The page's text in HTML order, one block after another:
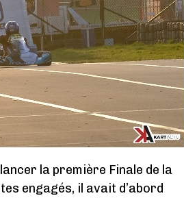
la première Finale de la
engagés, il avait d’abord